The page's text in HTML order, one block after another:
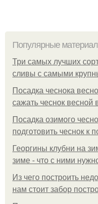
Популярные
Три самых лучших
сливы с самыми
Посадка чеснока
сажать чеснок весной
Посадка озимого
подготовить чеснок к
Георгины клубни на
зиме - что с ними
Из чего построить
нам стоит забор